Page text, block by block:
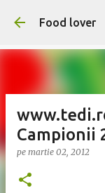
Food lover
Campionii
pe martie 02, 2012